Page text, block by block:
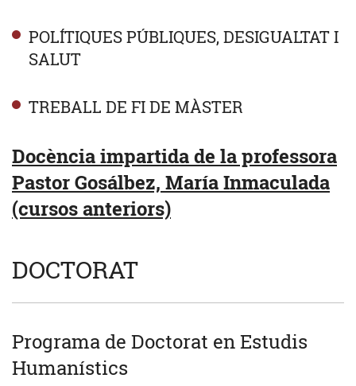
POLÍTIQUES PÚBLIQUES, DESIGUALTAT I
SALUT
TREBALL DE FI DE MÀSTER
Docència impartida de la professora
Pastor Gosálbez, María Inmaculada
(cursos anteriors)
DOCTORAT
Programa de Doctorat en Estudis
Humanístics